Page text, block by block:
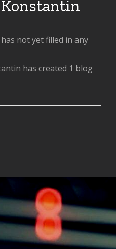
Konstantin
not yet filled in any
has created 1 blog